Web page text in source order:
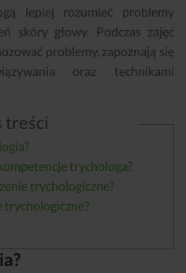
lepiej rozumieć problemy
skóry głowy. Podczas zajęć
problemy, zapoznają się
oraz technikami
treści
trychologa?
trychologiczne?
trychologiczne?